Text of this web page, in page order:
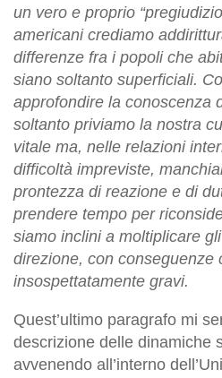
un vero e proprio
americani crediamo
differenze fra i popoli che
siano soltanto superficiali.
approfondire la conoscenza
soltanto priviamo la nostra
vitale ma, nelle relazioni
difficoltà impreviste,
prontezza di reazione e di
prendere tempo per
siamo inclini a moltiplicare
direzione, con conseguenze
insospettatamente gravi.
Quest’ultimo paragrafo mi
descrizione delle dinamiche
avvenendo all’interno